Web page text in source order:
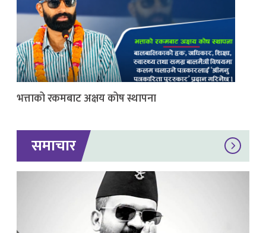
भत्ताको रकमबाट अक्षय कोष स्थापना
समाचार